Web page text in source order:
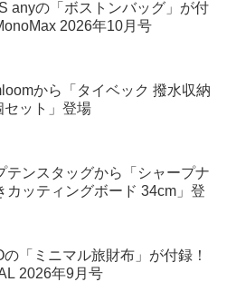
anyの「ボストンバッグ」が付
2026年10月号
から「タイベック 撥水収納
セット」登場
テンスタッグから「シャープナ
カッティングボード 34cm」登
の「ミニマル旅財布」が付録！
2026年9月号